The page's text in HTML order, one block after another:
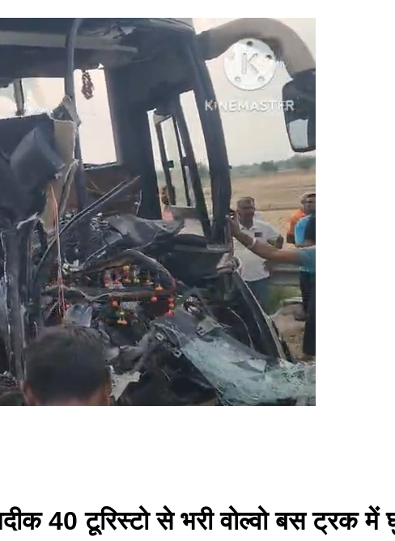
40 टूरिस्टो से भरी वोल्वो बस ट्रक में